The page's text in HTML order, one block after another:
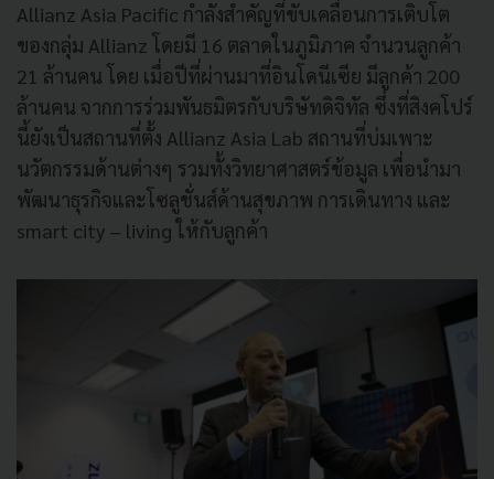
Allianz Asia Pacific กำลังสำคัญที่ขับเคลื่อนการเติบโต
ของกลุ่ม Allianz โดยมี 16 ตลาดในภูมิภาค จำนวนลูกค้า
21 ล้านคน โดย เมื่อปีที่ผ่านมาที่อินโดนีเซีย มีลูกค้า 200
ล้านคน จากการร่วมพันธมิตรกับบริษัทดิจิทัล ซึ่งที่สิงคโปร์
นี้ยังเป็นสถานที่ตั้ง Allianz Asia Lab สถานที่บ่มเพาะ
นวัตกรรมด้านต่างๆ รวมทั้งวิทยาศาสตร์ข้อมูล เพื่อนำมา
พัฒนาธุรกิจและโซลูชั่นส์ด้านสุขภาพ การเดินทาง และ
smart city – living ให้กับลูกค้า